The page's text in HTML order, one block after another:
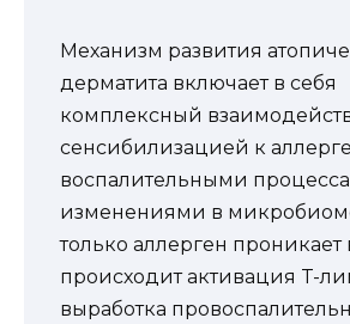
Механизм развития
дерматита включает в себя
комплексный
сенсибилизацией к
воспалительными
изменениями в
только аллерген проникает
происходит активация T-
выработка